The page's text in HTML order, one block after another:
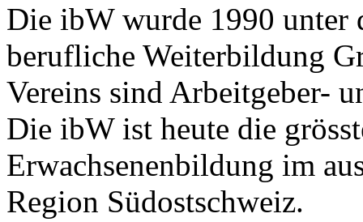
Die ibW wurde 1990 unter
berufliche Weiterbildung
Vereins sind Arbeitgeber-
Die ibW ist heute die
Erwachsenenbildung im
Region Südostschweiz.